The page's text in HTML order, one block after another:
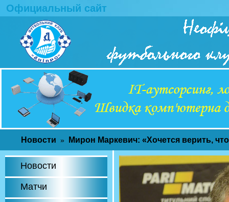
Официальный сайт
Новости » Мирон Маркевич: «Хочется верить,
Новости
Матчи